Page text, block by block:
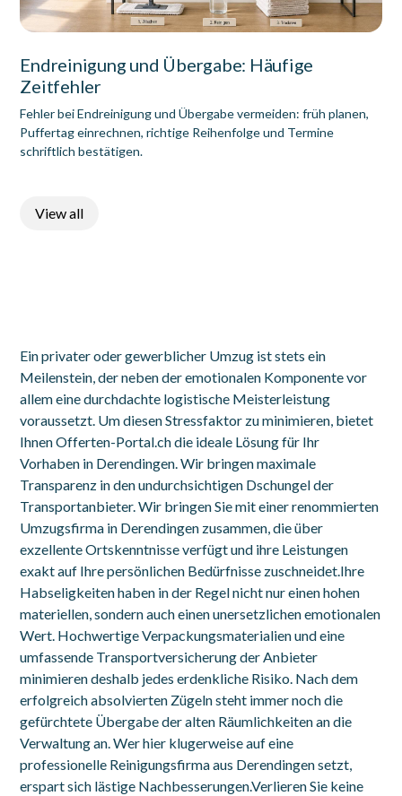
Endreinigung und Übergabe: Häufige
Zeitfehler
Fehler bei Endreinigung und Übergabe vermeiden: früh planen,
Puffertag einrechnen, richtige Reihenfolge und Termine
schriftlich bestätigen.
View all
Ein privater oder gewerblicher Umzug ist stets ein
Meilenstein, der neben der emotionalen Komponente vor
allem eine durchdachte logistische Meisterleistung
voraussetzt. Um diesen Stressfaktor zu minimieren, bietet
Ihnen Offerten-Portal.ch die ideale Lösung für Ihr
Vorhaben in Derendingen. Wir bringen maximale
Transparenz in den undurchsichtigen Dschungel der
Transportanbieter. Wir bringen Sie mit einer renommierten
Umzugsfirma in Derendingen zusammen, die über
exzellente Ortskenntnisse verfügt und ihre Leistungen
exakt auf Ihre persönlichen Bedürfnisse zuschneidet.Ihre
Habseligkeiten haben in der Regel nicht nur einen hohen
materiellen, sondern auch einen unersetzlichen emotionalen
Wert. Hochwertige Verpackungsmaterialien und eine
umfassende Transportversicherung der Anbieter
minimieren deshalb jedes erdenkliche Risiko. Nach dem
erfolgreich absolvierten Zügeln steht immer noch die
gefürchtete Übergabe der alten Räumlichkeiten an die
Verwaltung an. Wer hier klugerweise auf eine
professionelle Reinigungsfirma aus Derendingen setzt,
erspart sich lästige Nachbesserungen.Verlieren Sie keine